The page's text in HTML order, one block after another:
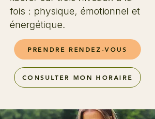
fois : physique, émotionnel et
énergétique.
PRENDRE RENDEZ-VOUS
CONSULTER MON HORAIRE